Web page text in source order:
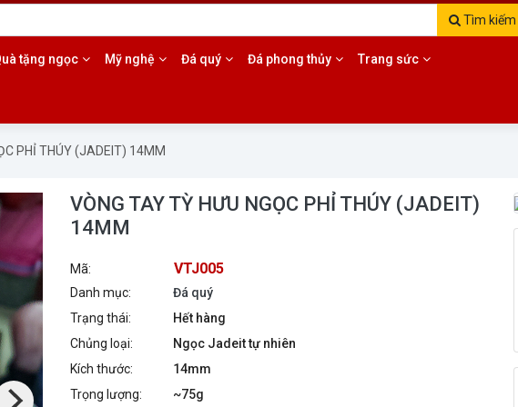
Trang chủ Giới thiệu
Tìm kiếm
tặng ngọc Mỹ nghệ Đá quý Đá phong thủy Trang sức
PHỈ THÚY (JADEIT) 14MM
VÒNG TAY TỲ HƯU NGỌC PHỈ THÚY (JADEIT)
14MM
Mã: VTJ005
Danh mục:
Đá quý
Trạng thái:
Hết hàng
Chủng loại:
Ngọc Jadeit tự nhiên
Kích thước:
14mm
Trọng lượng:
~75g